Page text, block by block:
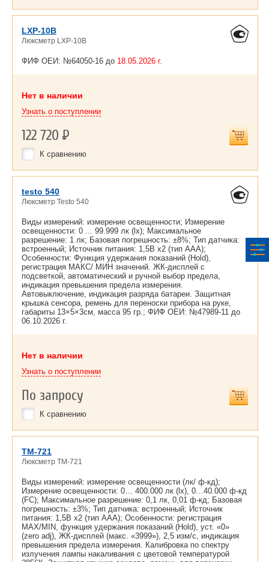
LXP-10B
Люксметр LXP-10B
ФИФ ОЕИ: №64050-16 до 18.05.2026 г.
Нет в наличии
Узнать о поступлении
122 720Р
К сравнению
testo 540
Люксметр Testo 540
Виды измерений: измерение освещенности; Измерение
освещенности: 0 ... 99.999 лк (lx); Максимальное
разрешение: 1 лк; Базовая погрешность: ±8%; Тип датчика:
встроенный; Источник питания: 1,5В х2 (тип ААА);
Особенности: Функция удержания показаний (Hold),
регистрация МАКС/ МИН значений. ЖК-дисплей с
подсветкой, автоматический и ручной выбор предела,
индикация превышения предела измерения.
Автовыключение, индикация разряда батареи. Защитная
крышка сенсора, ремень для переноски прибора на руке,
габариты 13×5×3cм, масса 95 гр.; ФИФ ОЕИ: №47989-11 до
06.10.2026 г.
Нет в наличии
Узнать о поступлении
По запросу
К сравнению
TM-721
Люксметр TM-721
Виды измерений: измерение освещенности (лк/ ф-кд);
Измерение освещенности: 0… 400.000 лк (lx), 0…40.000 ф-кд
(FC); Максимальное разрешение: 0,1 лк, 0,01 ф-кд; Базовая
погрешность: ±3%; Тип датчика: встроенный; Источник
питания: 1,5В х2 (тип ААА); Особенности: регистрация
MAX/MIN, функция удержания показаний (Hold), уст. «0»
(zero adj), ЖК-дисплей (макс. «3999»), 2,5 изм/с, индикация
превышения предела измерения. Калибровка по спектру
излучения лампы накаливания с цветовой температурой